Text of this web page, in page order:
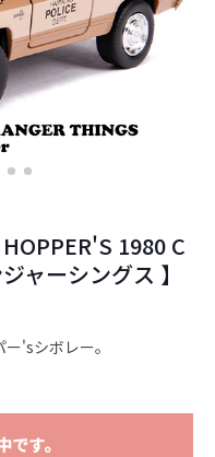
1980 C
ャーシングス 】
'sシボレー。
です。